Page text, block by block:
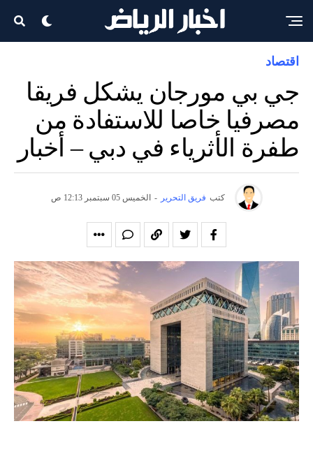
اقتصاد
جي بي مورجان يشكل فريقا
مصرفيا خاصا للاستفادة من
طفرة الأثرياء في دبي – أخبار
كتب فريق التحرير - الخميس 05 سبتمبر 12:13 ص